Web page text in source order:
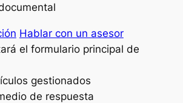
Hablar con un asesor
el formulario principal de
gestionados
de respuesta